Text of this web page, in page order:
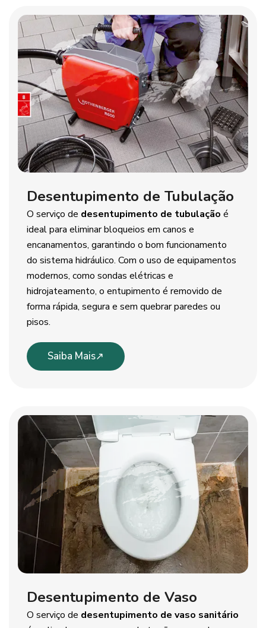
Desentupimento de Tubulação
O serviço de desentupimento de tubulação é
ideal para eliminar bloqueios em canos e
encanamentos, garantindo o bom funcionamento
do sistema hidráulico. Com o uso de equipamentos
modernos, como sondas elétricas e
hidrojateamento, o entupimento é removido de
forma rápida, segura e sem quebrar paredes ou
pisos.
Saiba Mais
Desentupimento de Vaso
O serviço de desentupimento de vaso sanitário